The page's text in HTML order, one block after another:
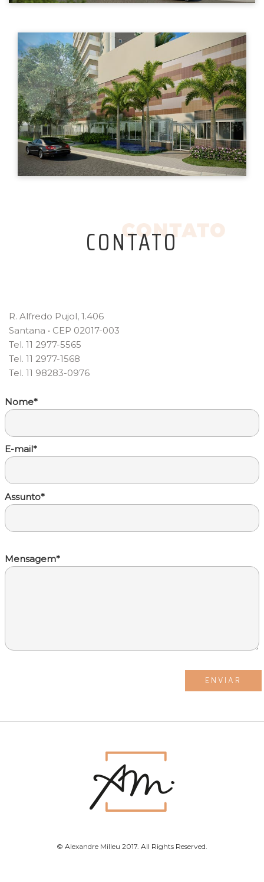
CONTATO
R. Alfredo Pujol, 1.406
Santana • CEP 02017-003
Tel. 11 2977-5565
Tel. 11 2977-1568
Tel. 11 98283-0976
Nome*
E-mail*
Assunto*
Mensagem*
© Alexandre Milleu 2017. All Rights Reserved.